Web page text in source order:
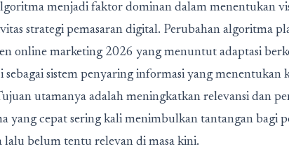
menjadi faktor dominan dalam menentukan
strategi pemasaran digital. Perubahan algoritma
online marketing 2026 yang menuntut adaptasi
sistem penyaring informasi yang menentukan
utamanya adalah meningkatkan relevansi dan
yang cepat sering kali menimbulkan tantangan bagi
lalu belum tentu relevan di masa kini.